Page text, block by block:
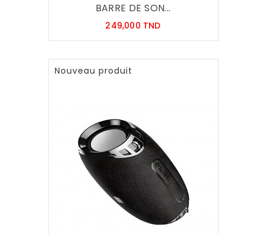
BARRE DE SON...
249,000 TNDPrix
Nouveau produit